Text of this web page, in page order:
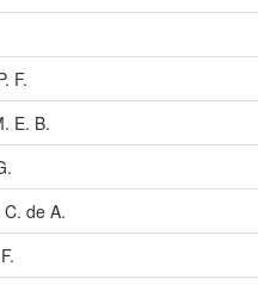
F.
E. B.
de A.